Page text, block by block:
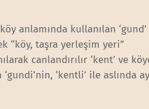
anlamında kullanılan ‘gund’
“köy, taşra yerleşim yeri”
canlandırılır ‘kent’ ve
‘kentli’ ile aslında